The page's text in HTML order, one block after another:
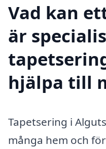
Vad kan
är
hjälpa till
Tapetsering i
många hem och